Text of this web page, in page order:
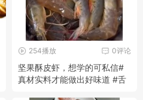
0评论
254播放
坚果酥皮虾，想学的可私信#
真材实料才能做出好味道 #舌